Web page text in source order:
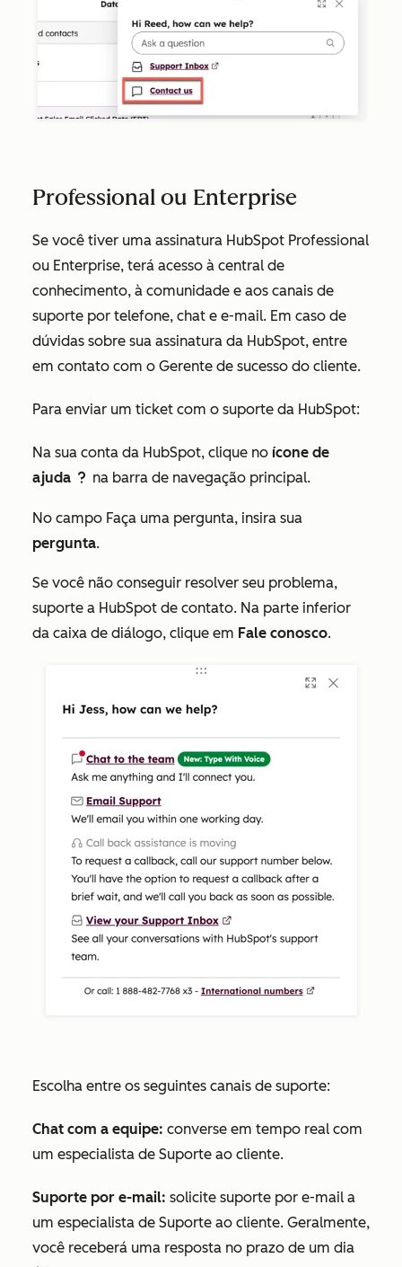
Professional ou Enterprise
Se você tiver uma assinatura HubSpot Professional
ou Enterprise, terá acesso à central de
conhecimento, à comunidade e aos canais de
suporte por telefone, chat e e-mail. Em caso de
dúvidas sobre sua assinatura da HubSpot, entre
em contato com o Gerente de sucesso do cliente.
Para enviar um ticket com o suporte da HubSpot:
Na sua conta da HubSpot, clique no ícone de
ajuda question na barra de navegação principal.
No campo Faça uma pergunta, insira sua
pergunta.
Se você não conseguir resolver seu problema,
suporte a HubSpot de contato. Na parte inferior
da caixa de diálogo, clique em Fale conosco.
Escolha entre os seguintes canais de suporte:
Chat com a equipe: converse em tempo real com
um especialista de Suporte ao cliente.
Suporte por e-mail: solicite suporte por e-mail a
um especialista de Suporte ao cliente. Geralmente,
você receberá uma resposta no prazo de um dia